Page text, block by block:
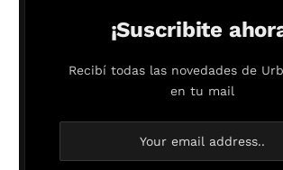
¡Suscribite
Recibí todas las novedades de
en tu mail